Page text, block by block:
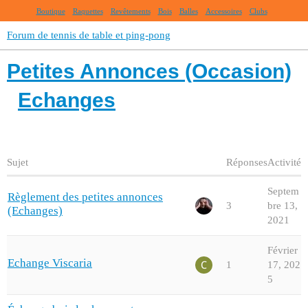
Boutique Raquettes Revêtements Bois Balles Accessoires Clubs
Forum de tennis de table et ping-pong
Petites Annonces (Occasion)
Echanges
Sujet RéponsesActivité
Règlement des petites annonces
(Echanges)
3
Septem
bre 13,
2021
Echange Viscaria 1
Février
17, 202
5